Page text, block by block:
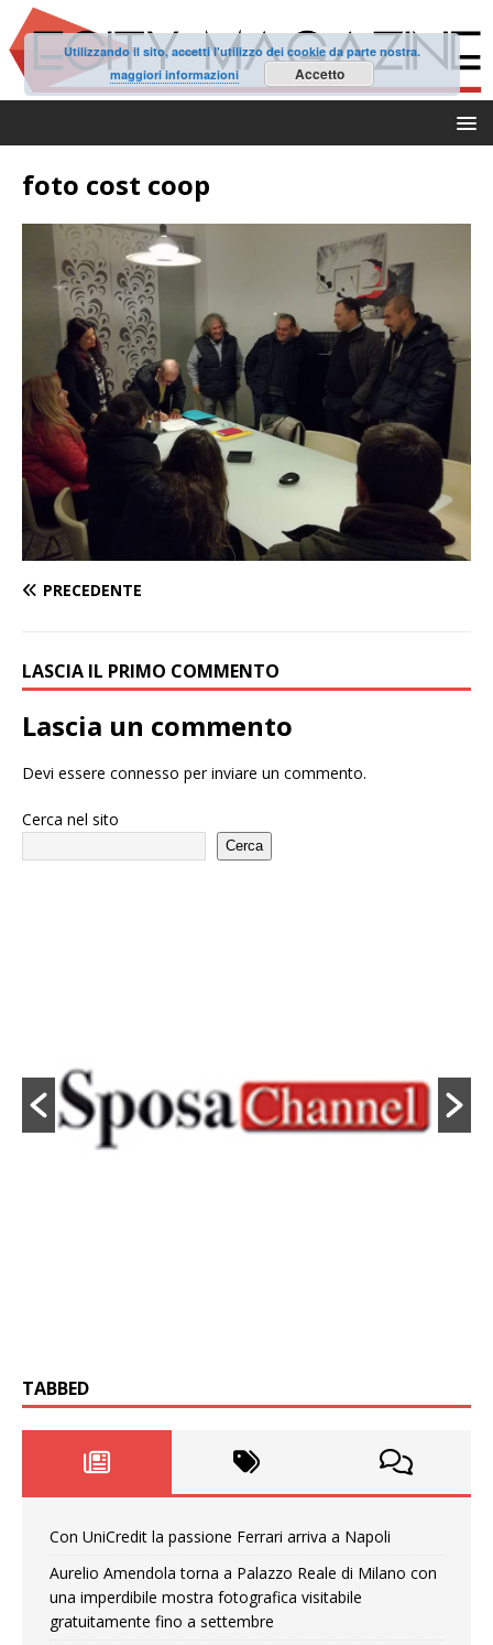
foto cost coop
PRECEDENTE
LASCIA IL PRIMO COMMENTO
Lascia un commento
Devi essere connesso per inviare un commento.
Cerca nel sito
Cerca
TABBED
Con UniCredit la passione Ferrari arriva a Napoli
Aurelio Amendola torna a Palazzo Reale di Milano con
una imperdibile mostra fotografica visitabile
gratuitamente fino a settembre
Utilizzando il sito, accetti l'utilizzo dei cookie da parte nostra.
maggiori informazioni
Accetto